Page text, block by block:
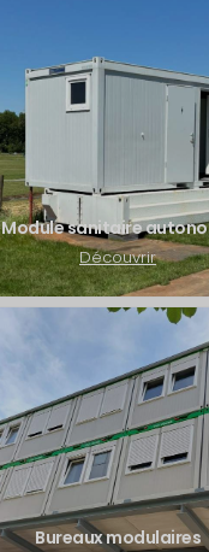
Module sanitaire
Découvrir
Bureaux modulaires